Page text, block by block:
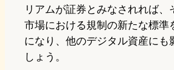
リアムが証券とみなされれば、
市場における規制の新たな標準
になり、他のデジタル資産にも
しょう。